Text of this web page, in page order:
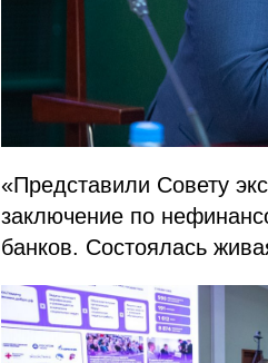
«Представили Совету
заключение по
банков. Состоялась